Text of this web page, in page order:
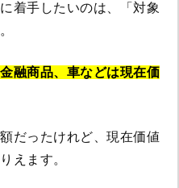
着手したいのは、「対象
融商品、車などは現在価
だったけれど、現在価値
えます。